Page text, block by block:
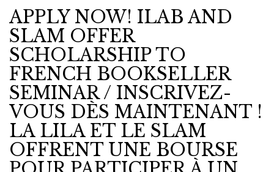
APPLY NOW! ILAB AND
SLAM OFFER
SCHOLARSHIP TO
FRENCH BOOKSELLER
SEMINAR / INSCRIVEZ-
VOUS DÈS MAINTENANT !
LA LILA ET LE SLAM
OFFRENT UNE BOURSE